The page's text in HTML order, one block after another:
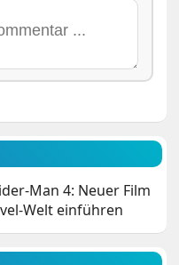
Man 4: Neuer Film
Welt einführen